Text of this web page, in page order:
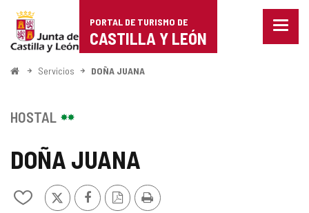
Portal
de
Turismo
Castilla
León
PORTAL DE TURISMO DE
CASTILLA Y LEÓN
Menu
InicioServicios DOÑA JUANA
DOÑA JUANA
Añadir/quitar
X FacebookVersión
PDF
Imprimir
HOSTAL